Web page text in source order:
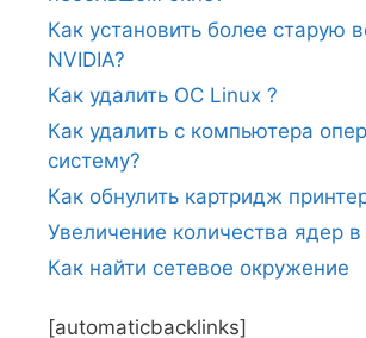
Как установить более старую
NVIDIA?
Как удалить ОС Linux ?
Как удалить с компьютера
систему?
Как обнулить картридж
Увеличение количества ядер
Как найти сетевое окружение
[automaticbacklinks]